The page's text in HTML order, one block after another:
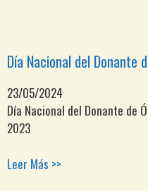
Día Nacional del Donante
23/05/2024
Día Nacional del Donante de
2023
Leer Más >>